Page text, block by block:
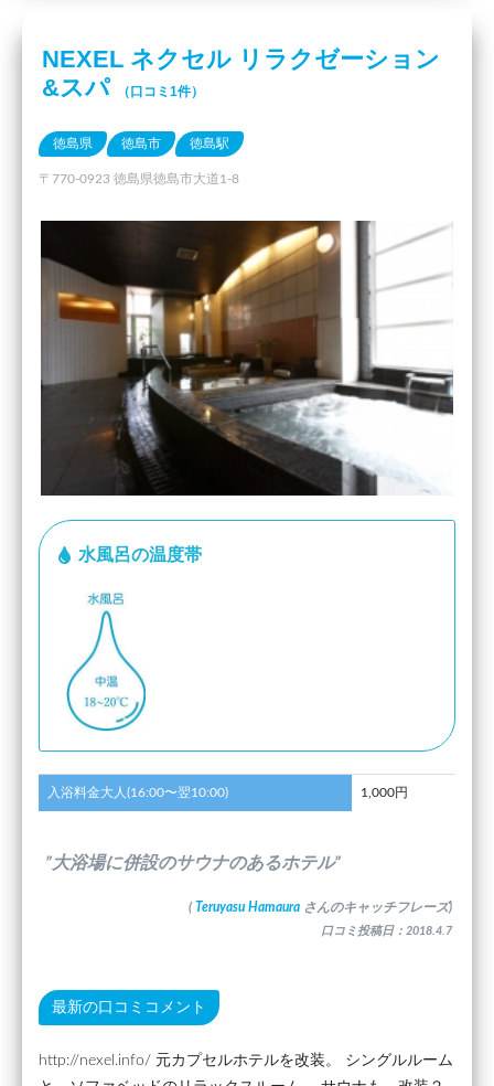
NEXEL ネクセル リラクゼーション
&スパ
（口コミ1件）
徳島県 徳島市 徳島駅
〒770-0923 徳島県徳島市大道1-8
水風呂の温度帯
入浴料金大人(16:00〜翌10:00) 1,000円
”大浴場に併設のサウナのあるホテル”
( Teruyasu Hamaura さんのキャッチフレーズ)
口コミ投稿日：2018.4.7
最新の口コミコメント
http://nexel.info/ 元カプセルホテルを改装。 シングルルーム